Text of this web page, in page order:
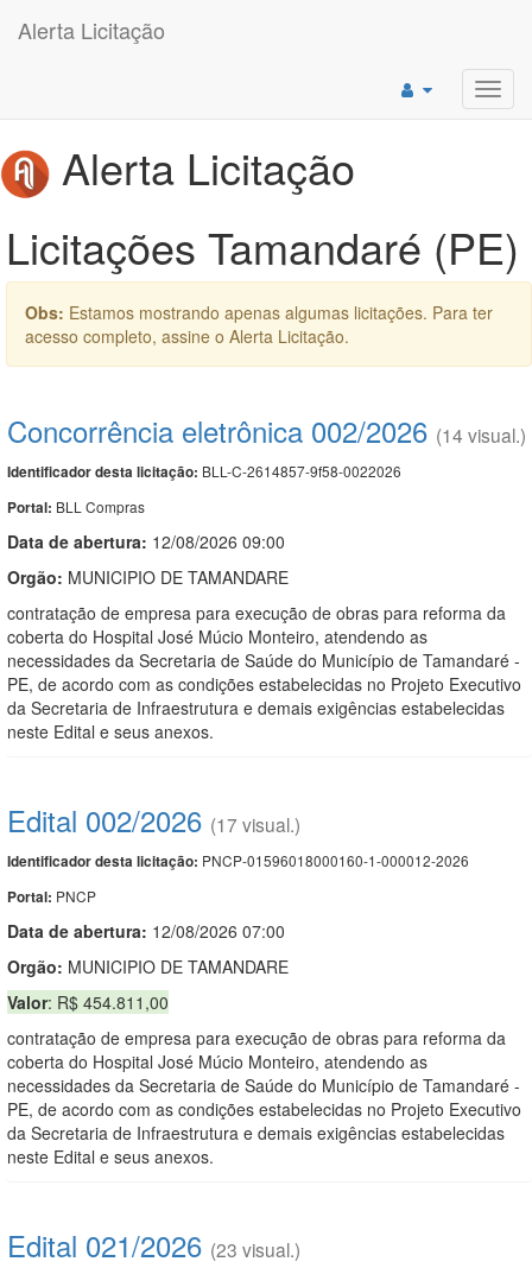
Alerta Licitação
Alerta Licitação
Licitações Tamandaré (PE)
Obs: Estamos mostrando apenas algumas licitações. Para ter
acesso completo, assine o Alerta Licitação.
Concorrência eletrônica 002/2026 (14 visual.)
Identificador desta licitação: BLL-C-2614857-9f58-0022026
Portal: BLL Compras
Data de abertura: 12/08/2026 09:00
Orgão: MUNICIPIO DE TAMANDARE
contratação de empresa para execução de obras para reforma da
coberta do Hospital José Múcio Monteiro, atendendo as
necessidades da Secretaria de Saúde do Município de Tamandaré -
PE, de acordo com as condições estabelecidas no Projeto Executivo
da Secretaria de Infraestrutura e demais exigências estabelecidas
neste Edital e seus anexos.
Edital 002/2026 (17 visual.)
Identificador desta licitação: PNCP-01596018000160-1-000012-2026
Portal: PNCP
Data de abertura: 12/08/2026 07:00
Orgão: MUNICIPIO DE TAMANDARE
Valor: R$ 454.811,00
contratação de empresa para execução de obras para reforma da
coberta do Hospital José Múcio Monteiro, atendendo as
necessidades da Secretaria de Saúde do Município de Tamandaré -
PE, de acordo com as condições estabelecidas no Projeto Executivo
da Secretaria de Infraestrutura e demais exigências estabelecidas
neste Edital e seus anexos.
Edital 021/2026 (23 visual.)